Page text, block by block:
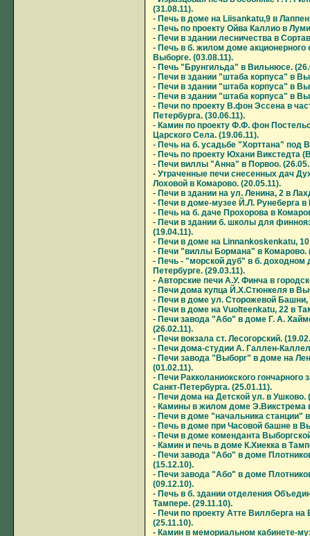
(31.08.11).
- Печь в доме на Liisankatu,9 в
- Печь по проекту Ойва Каллио в
- Печи в здании лесничества в
- Печь в б. жилом доме
Выборге. (03.08.11).
- Печь "Брунгильда" в Вильнюсе.
- Печи в здании "штаба корпуса" в
- Печи в здании "штаба корпуса" в
- Печи в здании "штаба корпуса" в
- Печи по проекту В.фон Эссена в
Петербурга. (30.06.11).
- Камин по проекту Ф.Ф. фон
Царского Села. (19.06.11).
- Печь на б. усадьбе "Хорттана" под
- Печь по проекту Юхани Викстедта
- Печи виллы "Анна" в Порвоо.
- Утраченные печи снесенных дач
Лоховой в Комарово. (20.05.11).
- Печи в здании на ул. Ленина, 2 в
- Печи в доме-музее Й.Л. Рунеберга в
- Печь на б. даче Прохорова в
- Печи в здании б. школы для
(19.04.11).
- Печи в доме на Linnankoskenkatu,
- Печи "виллы Бормана" в Комарово.
- Печь - "морской дуб" в б. доходном
Петербурге. (29.03.11).
- Авторские печи А.У. Финча в
- Печи дома купца Й.Х.Стюнкеля в
- Печи в доме ул. Сторожевой Башни,
- Печи в доме на Vuolteenkatu, 22 в
- Печи завода "Або" в доме Г. А.
(26.02.11).
- Печи вокзала ст. Лесогорский.
- Печи дома-студии А. Галлен-
- Печи завода "Выборг" в доме на
(01.02.11).
- Печи Ракколаниокского
Санкт-Петербурга. (25.01.11).
- Печи дома на Детской ул. в Ушково.
- Камины в жилом доме Э.Викстрема
- Печи в доме "начальника станции"
- Печь в доме при Часовой башне в
- Печи в доме коменданта
- Камин и печь в доме К.Хиекка в
- Печи завода "Або" в доме
(15.12.10).
- Печи завода "Або" в доме
(09.12.10).
- Печь в б. здании отделения
Тампере. (29.11.10).
- Печи по проекту Атте Виллберга
(25.11.10).
- Камин в мемориальном кабинете-